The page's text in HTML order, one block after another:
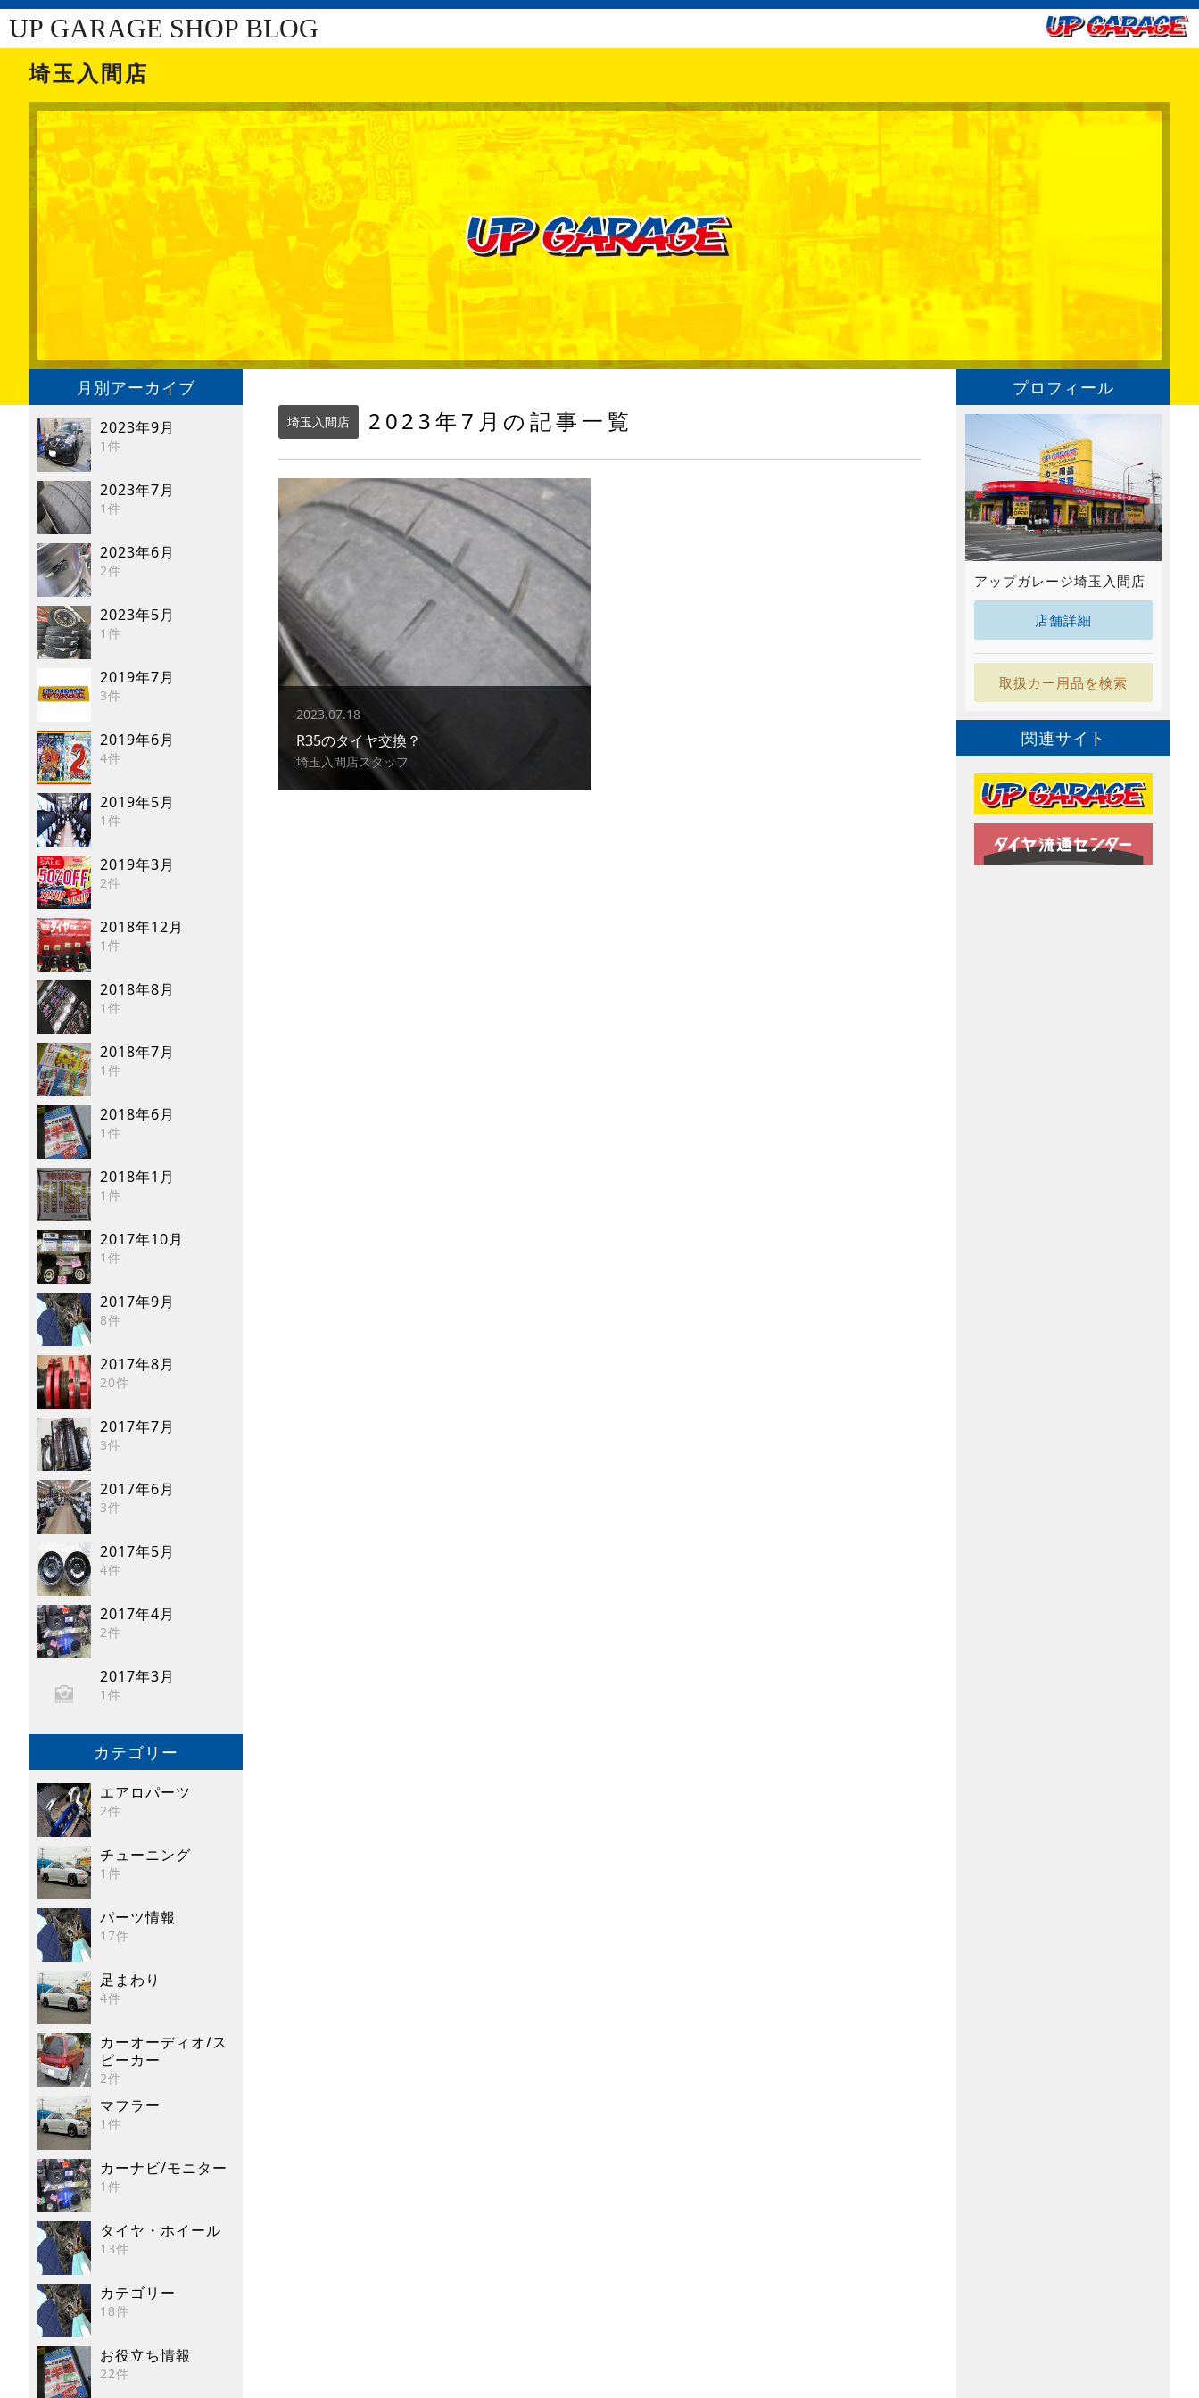
UP GARAGE SHOP BLOG
埼玉入間店
月別アーカイブ
2023年9月
1件
2023年7月
1件
2023年6月
2件
2023年5月
1件
2019年7月
3件
2019年6月
4件
2019年5月
1件
2019年3月
2件
2018年12月
1件
2018年8月
1件
2018年7月
1件
2018年6月
1件
2018年1月
1件
2017年10月
1件
2017年9月
8件
2017年8月
20件
2017年7月
3件
2017年6月
3件
2017年5月
4件
2017年4月
2件
2017年3月
1件
カテゴリー
エアロパーツ
2件
チューニング
1件
パーツ情報
17件
足まわり
4件
カーオーディオ/ス
ピーカー
2件
マフラー
1件
カーナビ/モニター
1件
タイヤ・ホイール
13件
カテゴリー
18件
お役立ち情報
22件
埼玉入間店 2023年7月の記事一覧
2023.07.18
R35のタイヤ交換？
埼玉入間店スタッフ
プロフィール
アップガレージ埼玉入間店
店舗詳細
取扱カー用品を検索
関連サイト